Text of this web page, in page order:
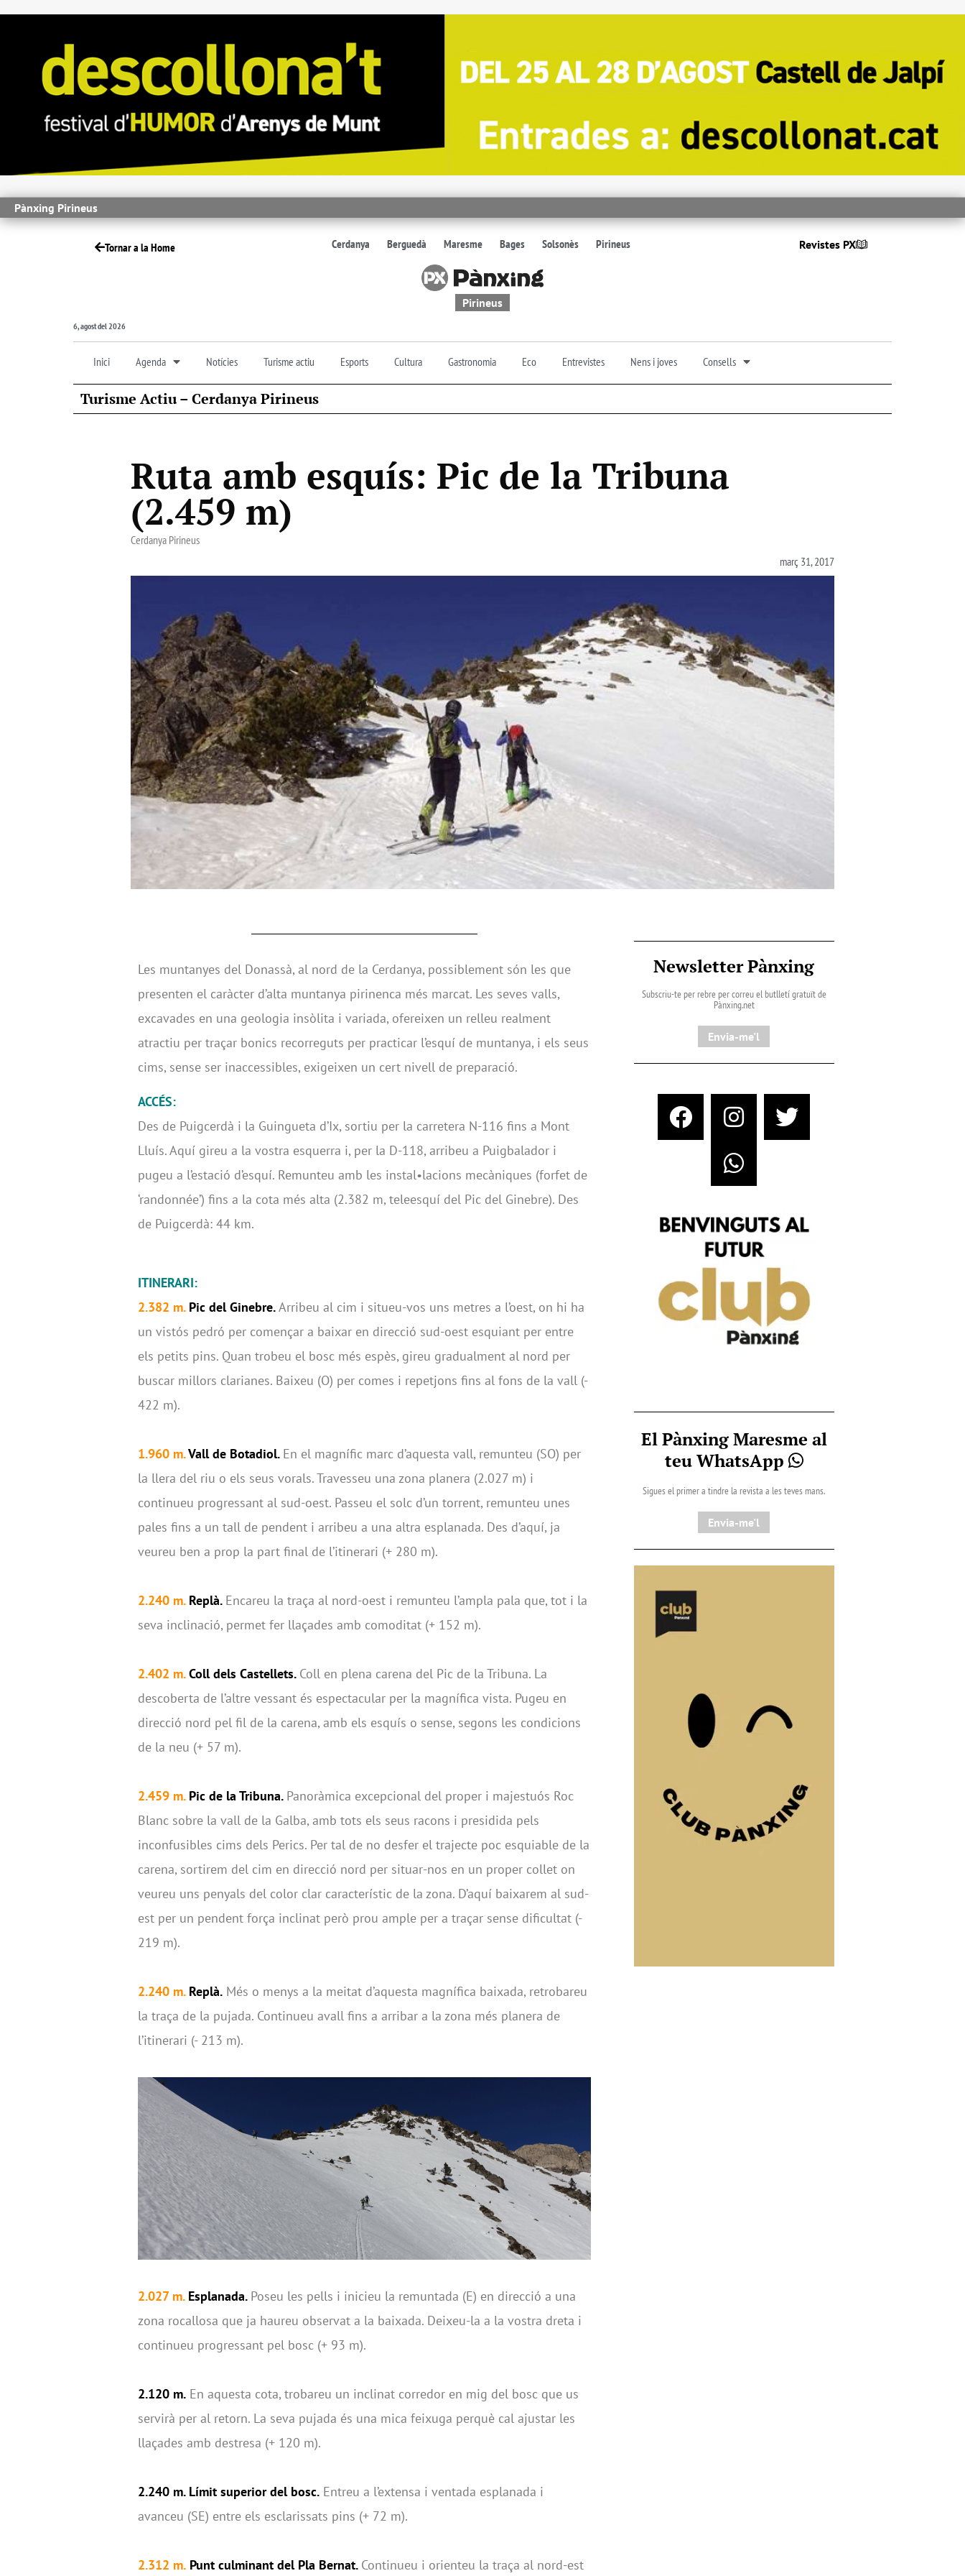
Pànxing Pirineus
Tornar a la Home Cerdanya Berguedà Maresme Bages Solsonès Pirineus Revistes PX
Pirineus
6, agost del 2026
Inici Agenda Notícies Turisme actiu Esports Cultura Gastronomia Eco Entrevistes Nens i joves Consells
Turisme Actiu – Cerdanya Pirineus
Ruta amb esquís: Pic de la Tribuna
(2.459 m)
Cerdanya Pirineus
març 31, 2017
Les muntanyes del Donassà, al nord de la Cerdanya, possiblement són les que
presenten el caràcter d’alta muntanya pirinenca més marcat. Les seves valls,
excavades en una geologia insòlita i variada, ofereixen un relleu realment
atractiu per traçar bonics recorreguts per practicar l’esquí de muntanya, i els seus
cims, sense ser inaccessibles, exigeixen un cert nivell de preparació.
ACCÉS:
Des de Puigcerdà i la Guingueta d’Ix, sortiu per la carretera N-116 fins a Mont
Lluís. Aquí gireu a la vostra esquerra i, per la D-118, arribeu a Puigbalador i
pugeu a l’estació d’esquí. Remunteu amb les instal•lacions mecàniques (forfet de
‘randonnée’) fins a la cota més alta (2.382 m, teleesquí del Pic del Ginebre). Des
de Puigcerdà: 44 km.
ITINERARI:
2.382 m. Pic del Ginebre.Arribeu al cim i situeu-vos uns metres a l’oest, on hi ha
un vistós pedró per començar a baixar en direcció sud-oest esquiant per entre
els petits pins. Quan trobeu el bosc més espès, gireu gradualment al nord per
buscar millors clarianes. Baixeu (O) per comes i repetjons fins al fons de la vall (-
422 m).
1.960 m.Vall de Botadiol. En el magnífic marc d’aquesta vall, remunteu (SO) per
la llera del riu o els seus vorals. Travesseu una zona planera (2.027 m) i
continueu progressant al sud-oest. Passeu el solc d’un torrent, remunteu unes
pales fins a un tall de pendent i arribeu a una altra esplanada. Des d’aquí, ja
veureu ben a prop la part final de l’itinerari (+ 280 m).
2.240 m. Replà. Encareu la traça al nord-oest i remunteu l’ampla pala que, tot i la
seva inclinació, permet fer llaçades amb comoditat (+ 152 m).
2.402 m.Coll dels Castellets. Coll en plena carena del Pic de la Tribuna. La
descoberta de l’altre vessant és espectacular per la magnífica vista. Pugeu en
direcció nord pel fil de la carena, amb els esquís o sense, segons les condicions
de la neu (+ 57 m).
2.459 m.Pic de la Tribuna. Panoràmica excepcional del proper i majestuós Roc
Blanc sobre la vall de la Galba, amb tots els seus racons i presidida pels
inconfusibles cims dels Perics. Per tal de no desfer el trajecte poc esquiable de la
carena, sortirem del cim en direcció nord per situar-nos en un proper collet on
veureu uns penyals del color clar característic de la zona. D’aquí baixarem al sud-
est per un pendent força inclinat però prou ample per a traçar sense dificultat (-
219 m).
2.240 m. Replà. Més o menys a la meitat d’aquesta magnífica baixada, retrobareu
la traça de la pujada. Continueu avall fins a arribar a la zona més planera de
l’itinerari (- 213 m).
2.027 m.Esplanada. Poseu les pells i inicieu la remuntada (E) en direcció a una
zona rocallosa que ja haureu observat a la baixada. Deixeu-la a la vostra dreta i
continueu progressant pel bosc (+ 93 m).
2.120 m. En aquesta cota, trobareu un inclinat corredor en mig del bosc que us
servirà per al retorn. La seva pujada és una mica feixuga perquè cal ajustar les
llaçades amb destresa (+ 120 m).
2.240 m. Límit superior del bosc. Entreu a l’extensa i ventada esplanada i
avanceu (SE) entre els esclarissats pins (+ 72 m).
2.312 m. Punt culminant del Pla Bernat. Continueu i orienteu la traça al nord-est
Newsletter Pànxing
Subscriu-te per rebre per correu el butlletí gratuït de
Pànxing.net​
Envia-me'l
El Pànxing Maresme al
teu WhatsApp
Sigues el primer a tindre la revista a les teves mans.
Envia-me'l